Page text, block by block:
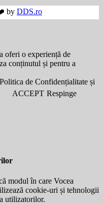
by DDS.ro
oferi o experiență de
conținutul și pentru a
de Confidențialitate și
ACCEPT Respinge
modul în care Vocea
cookie-uri și tehnologii
utilizatorilor.